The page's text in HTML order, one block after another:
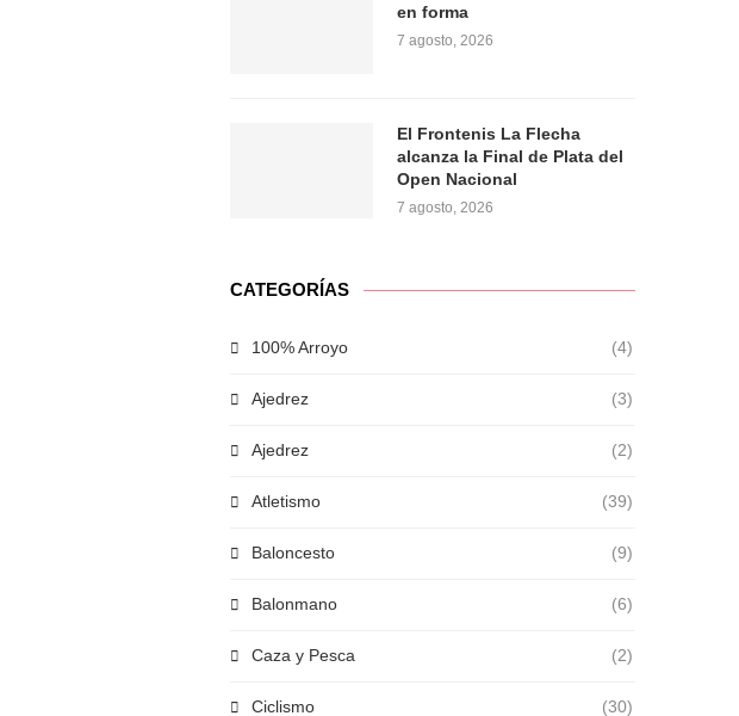
en forma
7 agosto, 2026
El Frontenis La Flecha
alcanza la Final de Plata del
Open Nacional
7 agosto, 2026
CATEGORÍAS
100% Arroyo (4)
Ajedrez (3)
Ajedrez (2)
Atletismo (39)
Baloncesto (9)
Balonmano (6)
Caza y Pesca (2)
Ciclismo (30)